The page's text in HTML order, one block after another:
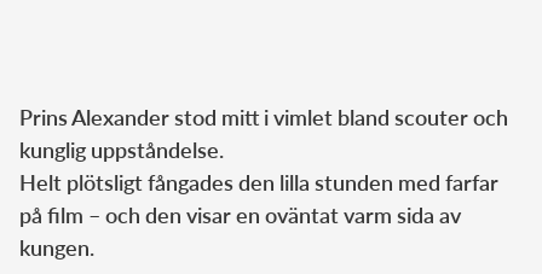
Prins Alexander stod mitt i vimlet bland scouter och
kunglig uppståndelse.
Helt plötsligt fångades den lilla stunden med farfar
på film – och den visar en oväntat varm sida av
kungen.